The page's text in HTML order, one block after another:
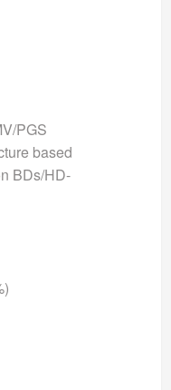
PGS
based
BDs/HD-